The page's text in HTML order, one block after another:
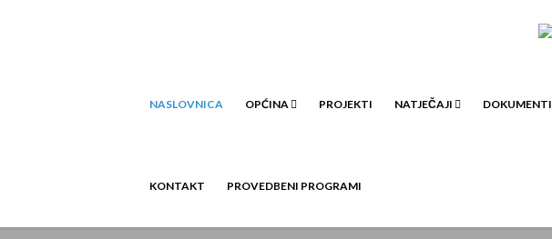
NASLOVNICA OPĆINA PROJEKTI NATJEČAJI DOKUMENTI
KONTAKT PROVEDBENI PROGRAMI